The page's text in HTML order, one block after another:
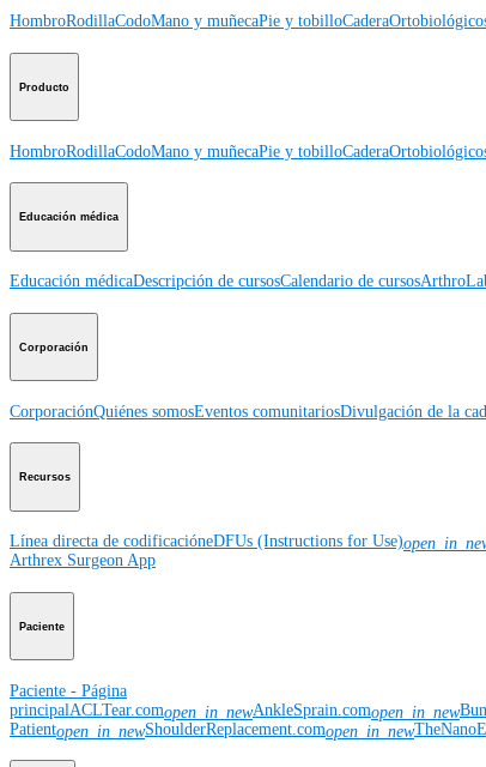
HombroRodillaCodoMano y muñecaPie y tobilloCadera
Producto
HombroRodillaCodoMano y muñecaPie y tobilloCadera
Educación médica
Educación médicaDescripción de cursosCalendario de cursos
Corporación
CorporaciónQuiénes somosEventos comunitariosDivulgación de la
Recursos
Línea directa de codificacióneDFUs (Instructions for Use)
Arthrex Surgeon App
Paciente
Paciente - Página
principal ACLTear.comopen_in_newAnkleSprain.comopen_in_new
Patientopen_in_newShoulderReplacement.comopen_in_new